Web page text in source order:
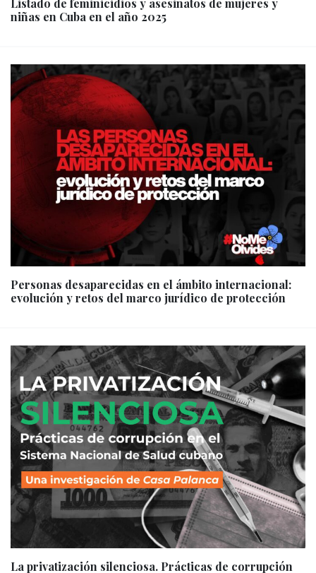
Listado de feminicidios y asesinatos de mujeres y
niñas en Cuba en el año 2025
Personas desaparecidas en el ámbito internacional:
evolución y retos del marco jurídico de protección
La privatización silenciosa. Prácticas de corrupción